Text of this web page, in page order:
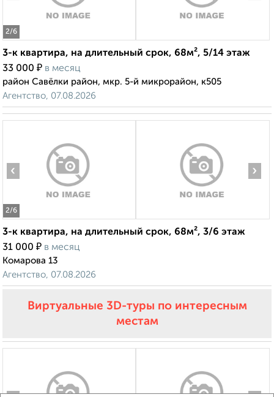
2/6
3-к квартира, на длительный срок, 68м², 5/14 этаж
33 000 ₽ в месяц
район Савёлки район, мкр. 5-й микрорайон, к505
Агентство, 07.08.2026
2/6
‹ ›
3-к квартира, на длительный срок, 68м², 3/6 этаж
31 000 ₽ в месяц
Комарова 13
Агентство, 07.08.2026
Виртуальные 3D-туры по интересным
местам